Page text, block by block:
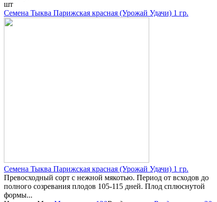
шт
Семена Тыква Парижская красная (Урожай Удачи) 1 гр.
Семена Тыква Парижская красная (Урожай Удачи) 1 гр.
Превосходный сорт с нежной мякотью. Период от всходов до
полного созревания плодов 105-115 дней. Плод сплюснутой
формы...